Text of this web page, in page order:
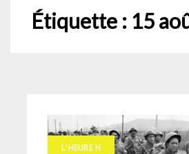
Étiquette : 15
L'HEURE H